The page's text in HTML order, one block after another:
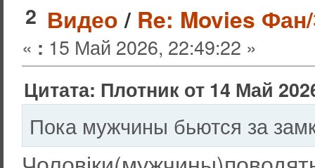
2 Видео/ Re: Movies
« : 15 Май 2026, 22:49:22 »
Цитата: Плотник от 14 Май
Пока мужчины бьются за